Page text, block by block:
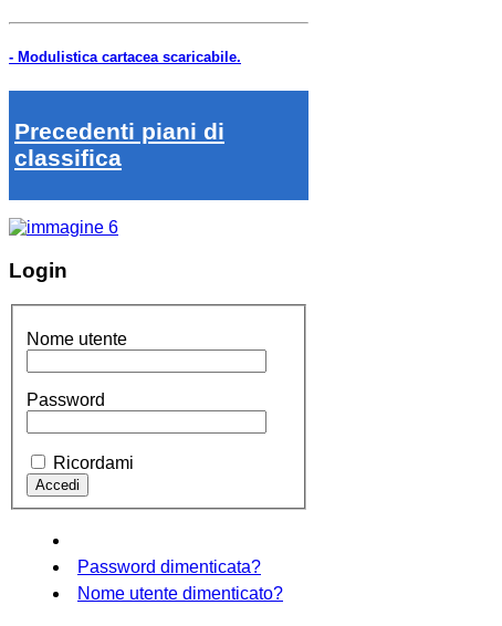
- Modulistica cartacea scaricabile.
Precedenti piani di
classifica
Login
Nome utente
Password
Ricordami
Password dimenticata?
Nome utente dimenticato?